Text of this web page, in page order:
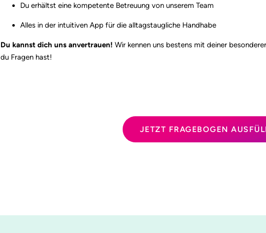
Du erhältst eine kompetente Betreuung von unserem Team
Alles in der intuitiven App für die alltagstaugliche Handhabe
Du kannst dich uns anvertrauen! Wir kennen uns bestens mit deiner
du Fragen hast!
JETZT FRAGEBOGEN